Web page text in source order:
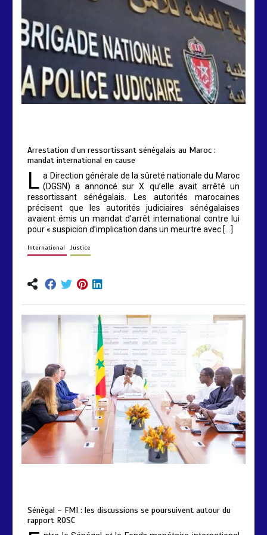
Arrestation d’un ressortissant sénégalais au Maroc :
mandat international en cause
L a Direction générale de la sûreté nationale du Maroc
(DGSN) a annoncé sur X qu’elle avait arrêté un
ressortissant sénégalais. Les autorités marocaines
précisent que les autorités judiciaires sénégalaises
avaient émis un mandat d’arrêt international contre lui
pour « suspicion d’implication dans un meurtre avec […]
International Justice
Sénégal – FMI : les discussions se poursuivent autour du
rapport ROSC